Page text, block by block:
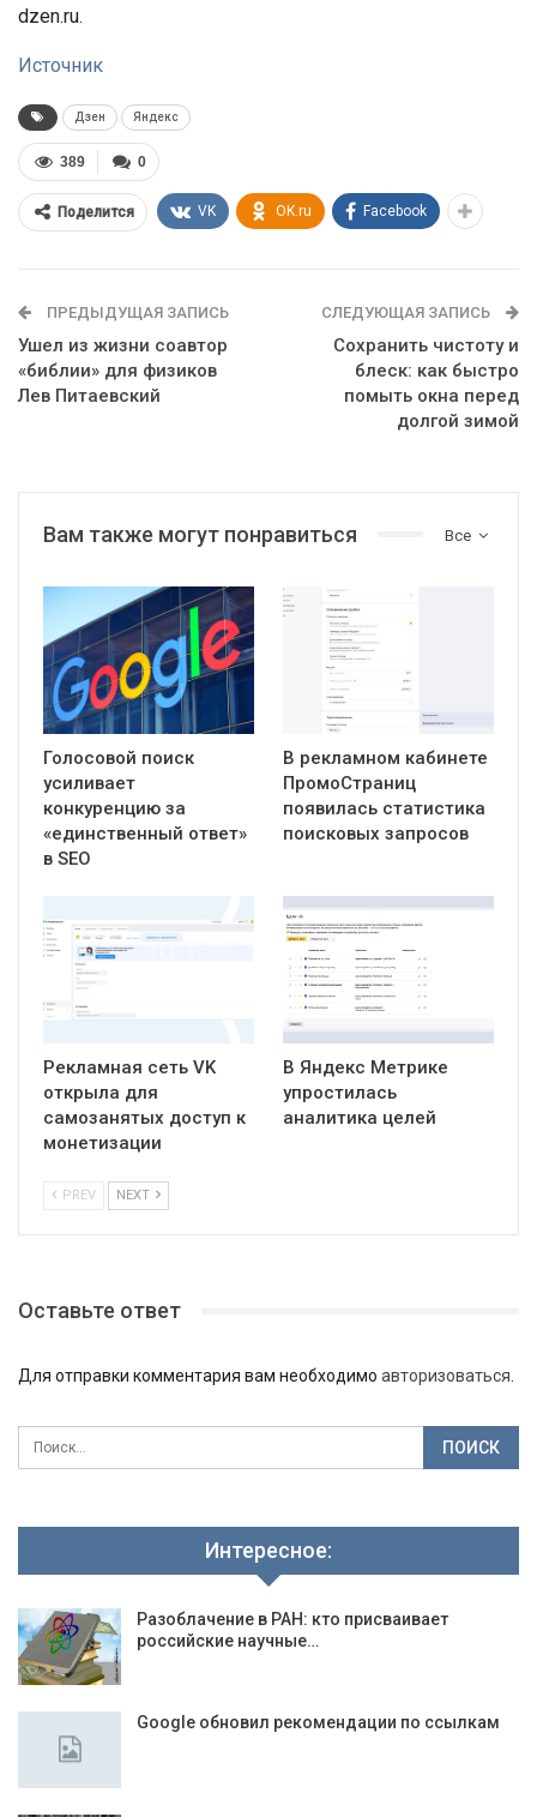
dzen.ru.
Источник
Дзен Яндекс
0
389
Поделится VK OK.ru Facebook
ПРЕДЫДУЩАЯ ЗАПИСЬ
Ушел из жизни соавтор
«библии» для физиков
Лев Питаевский
СЛЕДУЮЩАЯ ЗАПИСЬ
Сохранить чистоту и
блеск: как быстро
помыть окна перед
долгой зимой
Все
Вам также могут понравиться
Голосовой поиск
усиливает
конкуренцию за
«единственный ответ»
в SEO
В рекламном кабинете
ПромоСтраниц
появилась статистика
поисковых запросов
Рекламная сеть VK
открыла для
самозанятых доступ к
монетизации
В Яндекс Метрике
упростилась
аналитика целей
PREV NEXT
Оставьте ответ
Для отправки комментария вам необходимо авторизоваться.
Интересное:
Разоблачение в РАН: кто присваивает
российские научные…
Google обновил рекомендации по ссылкам